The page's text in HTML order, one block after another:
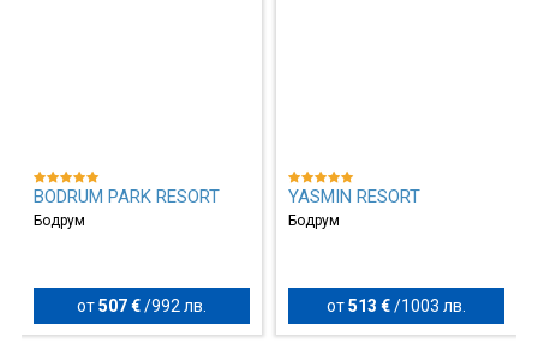
BODRUM PARK RESORT
Бодрум
от507 € /992 лв.
YASMIN RESORT
Бодрум
от513 €/ 1003 лв.